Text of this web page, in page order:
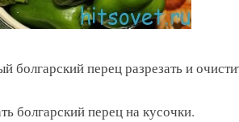
болгарский перец разрезать и
болгарский перец на кусочки.